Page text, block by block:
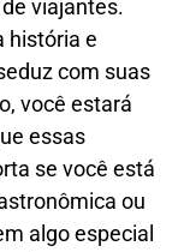
viajantes.
história e
com suas
você estará
essas
se você está
ou
algo especial